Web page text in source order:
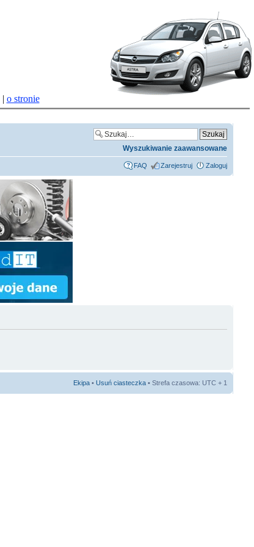
| o stronie
Wyszukiwanie zaawansowane
FAQ Zarejestruj Zaloguj
Ekipa •Usuń ciasteczka • Strefa czasowa: UTC + 1